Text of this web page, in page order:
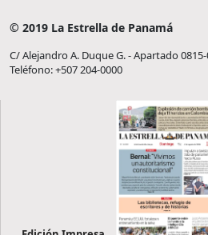
© 2019 La Estrella de Panamá
C/ Alejandro A. Duque G. - Apartado
Teléfono: +507 204-0000